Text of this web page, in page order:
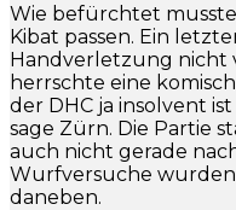
Wie befürchtet
Kibat passen. Ein
Handverletzung nicht
herrschte eine
der DHC ja insolvent
sage Zürn. Die Partie
auch nicht gerade
Wurfversuche
daneben.